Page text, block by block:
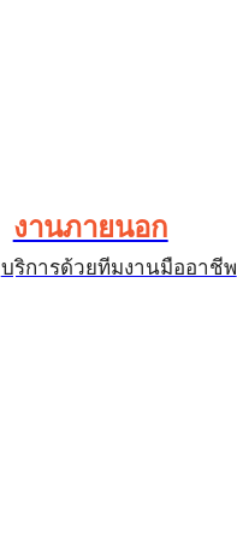
งานภายนอก
บริการด้วยทีมงานมืออาชีพ